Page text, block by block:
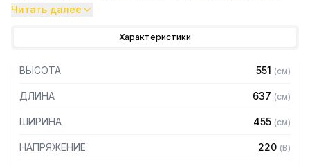
цехах супермаркетов, кулинариях.
нержавеющей стали AISI 304
— Мощный вентилируемый двигатель с защитой от
попадания пыли и влаги IP 55
— Редуктор с зубчатыми колесами в масляной ванне, с
безаварийной работы
Читать далее
Характеристики
ВЫСОТА 551 (см)
ДЛИНА 637 (см)
ШИРИНА 455 (см)
НАПРЯЖЕНИЕ 220 (В)